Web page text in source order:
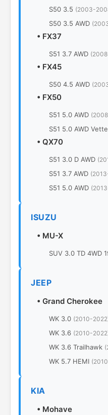
S50 3.5 (2003-
S50 3.5 AWD
• FX37
S51 3.7 AWD
• FX45
S50 4.5 AWD
• FX50
S51 5.0 AWD
S51 5.0 AWD
• QX70
S51 3.0 D AWD
S51 3.7 AWD
S51 5.0 AWD
ISUZU
• MU-X
SUV 3.0 TD 4WD
JEEP
• Grand Cherokee
WK 3.0 (2010-
WK 3.6 (2010-
WK 3.6 Trailhawk
WK 5.7 HEMI
KIA
• Mohave